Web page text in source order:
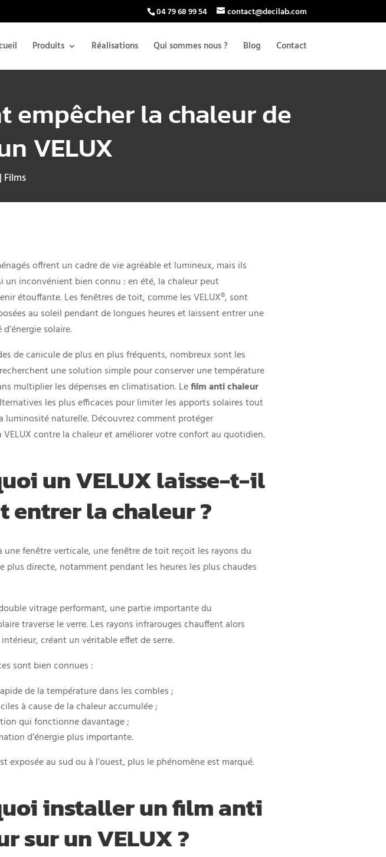
04 79 68 99 54 contact@decilab.com
Produits Réalisations Qui sommes nous ? Blog Contact
empêcher la chaleur de
VELUX
Films
offrent un cadre de vie agréable et lumineux, mais ils
un inconvénient bien connu : en été, la chaleur peut
étouffante. Les fenêtres de toit, comme les VELUX®, sont
au soleil pendant de longues heures et laissent entrer une
solaire.
de canicule de plus en plus fréquents, nombreux sont les
une solution simple pour conserver une température
multiplier les dépenses en climatisation. Lefilm anti chaleur
les plus efficaces pour limiter les apports solaires tout
luminosité naturelle. Découvrez comment protéger
contre la chaleur et améliorer votre confort au quotidien.
un VELUX laisse-t-il
entrer la chaleur ?
une fenêtre verticale, une fenêtre de toit reçoit les rayons du
plus directe, notamment pendant les heures les plus chaudes
vitrage performant, une partie importante du
traverse le verre. Les rayons infrarouges chauffent alors
créant un véritable effet de serre.
sont bien connues :
de la température dans les combles ;
à cause de la chaleur accumulée ;
qui fonctionne davantage ;
d’énergie plus importante.
exposée au sud ou à l’ouest, plus le phénomène est marqué.
installer un film anti
sur un VELUX ?